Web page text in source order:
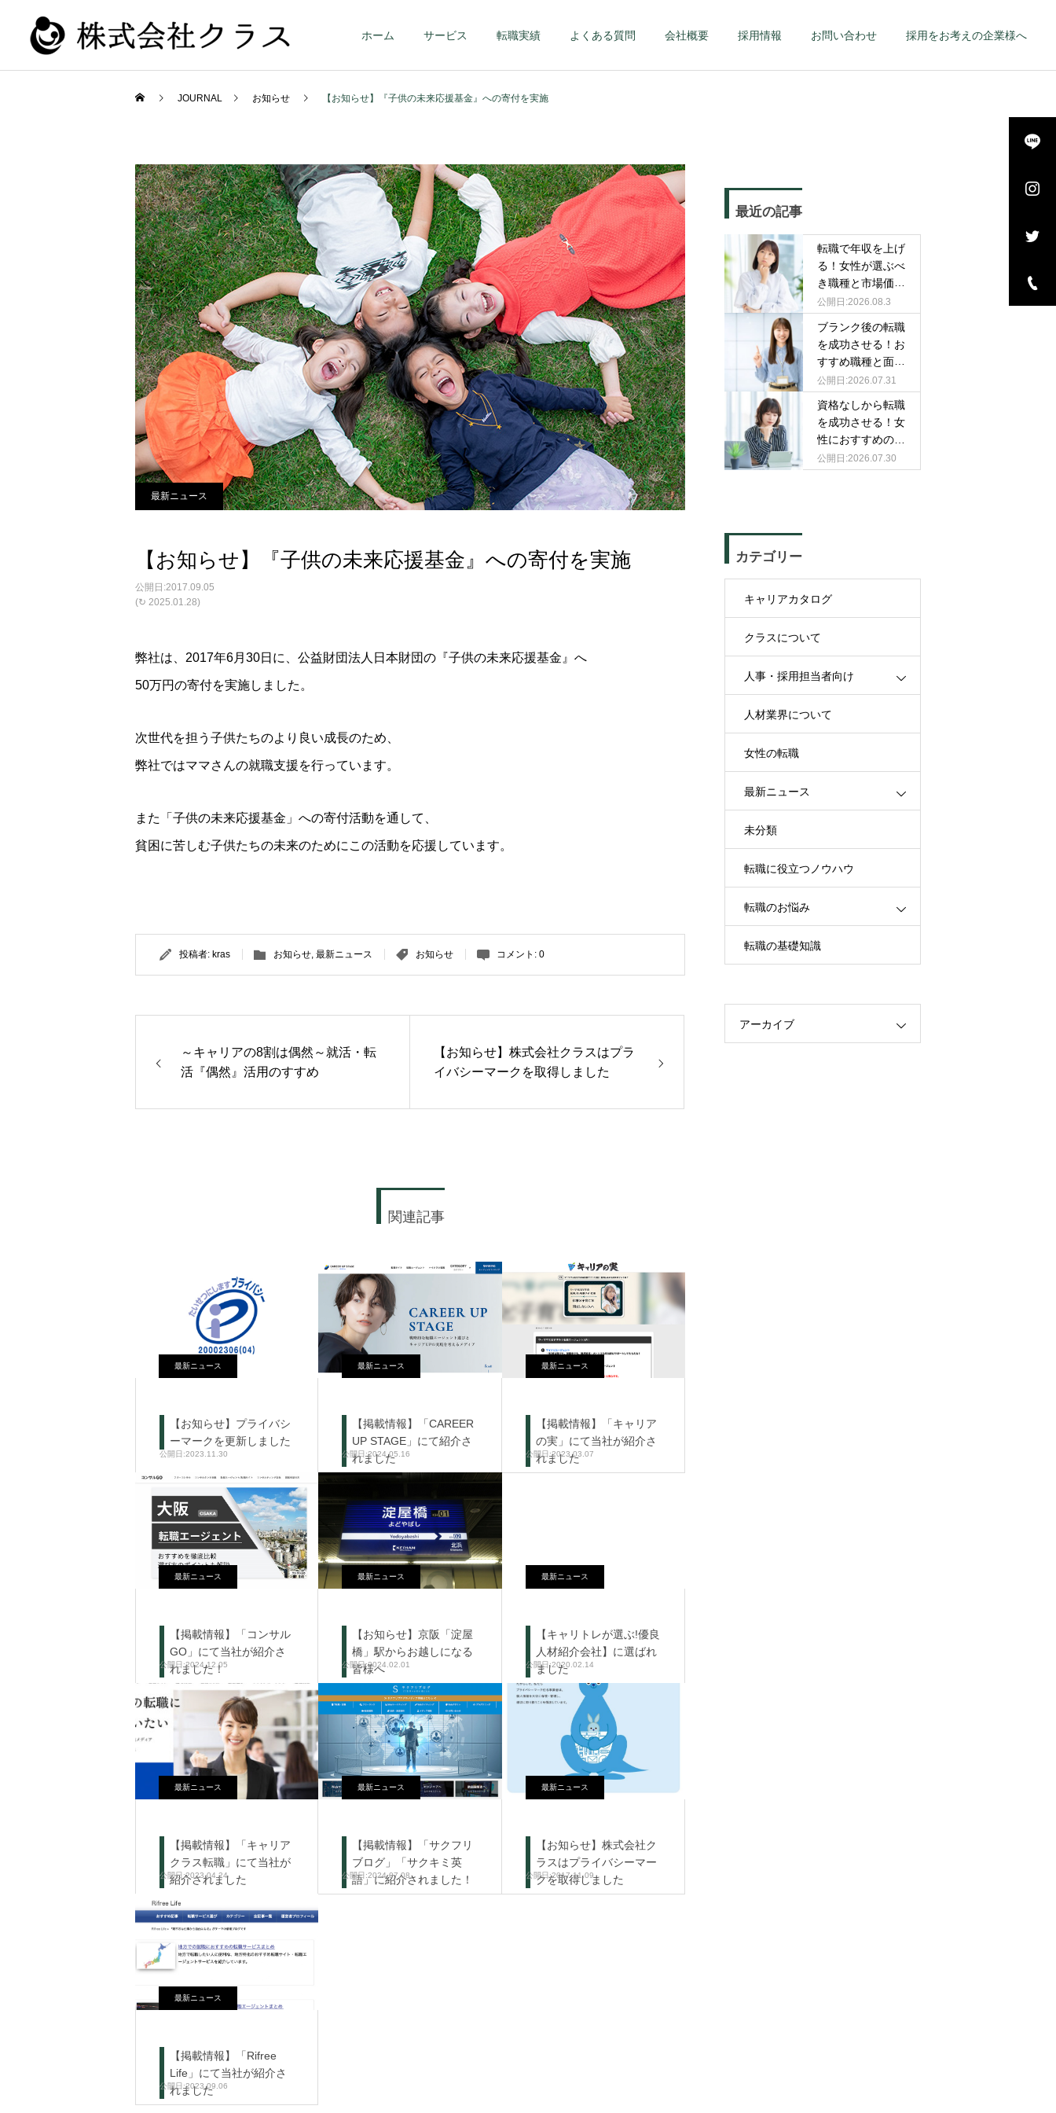
ホーム サービス 転職実績 よくある質問 会社概要 採用情報 お問い合わせ 採用をお考えの企業様へ
新卒
第二新卒・メンバーク
ラス
ハイクラス – 課長・
部長クラス以上 –
JOURNAL お知らせ 【お知らせ】『子供の未来応援基金』への寄付を実施
最新ニュース
【お知らせ】『子供の未来応援基金』への寄付を実施
2017.09.05
(↻ 2025.01.28)
弊社は、2017年6月30日に、公益財団法人日本財団の『子供の未来応援基金』へ
50万円の寄付を実施しました。
次世代を担う子供たちのより良い成長のため、
弊社ではママさんの就職支援を行っています。
また「子供の未来応援基金」への寄付活動を通して、
貧困に苦しむ子供たちの未来のためにこの活動を応援しています。
投稿者: kras お知らせ, 最新ニュース お知らせ コメント: 0
～キャリアの8割は偶然～就活・転
活『偶然』活用のすすめ
【お知らせ】株式会社クラスはプラ
イバシーマークを取得しました
関連記事
最新ニュース
【お知らせ】プライバシ
ーマークを更新しました
2023.11.30
最新ニュース
【掲載情報】「CAREER
UP STAGE」にて紹介さ
れました
2024.05.16
最新ニュース
【掲載情報】「キャリア
の実」にて当社が紹介さ
れました
2023.03.07
最新ニュース
【掲載情報】「コンサル
GO」にて当社が紹介さ
れました！
2024.12.05
最新ニュース
【お知らせ】京阪「淀屋
橋」駅からお越しになる
皆様へ2024.02.01
最新ニュース
【キャリトレが選ぶ!優良
人材紹介会社】に選ばれ
ました2020.02.14
最新ニュース
【掲載情報】「キャリア
クラス転職」にて当社が
紹介されました
2023.04.24
最新ニュース
【掲載情報】「サクフリ
ブログ」「サクキミ英
語」に紹介されました！
2024.07.08
最新ニュース
【お知らせ】株式会社ク
ラスはプライバシーマー
クを取得しました
2017.11.09
最新ニュース
【掲載情報】「Rifree
Life」にて当社が紹介さ
れました
2023.09.06
最近の記事
転職で年収を上げ
る！女性が選ぶべ
き職種と市場価値
を高める戦略
2026.08.3
ブランク後の転職
を成功させる！お
すすめ職種と面接
での伝え方2026.07.31
資格なしから転職
を成功させる！女
性におすすめの職
種と選び方2026.07.30
カテゴリー
キャリアカタログ
クラスについて
人事・採用担当者向け
人材業界について
女性の転職
最新ニュース
未分類
転職に役立つノウハウ
転職のお悩み
転職の基礎知識
アーカイブ